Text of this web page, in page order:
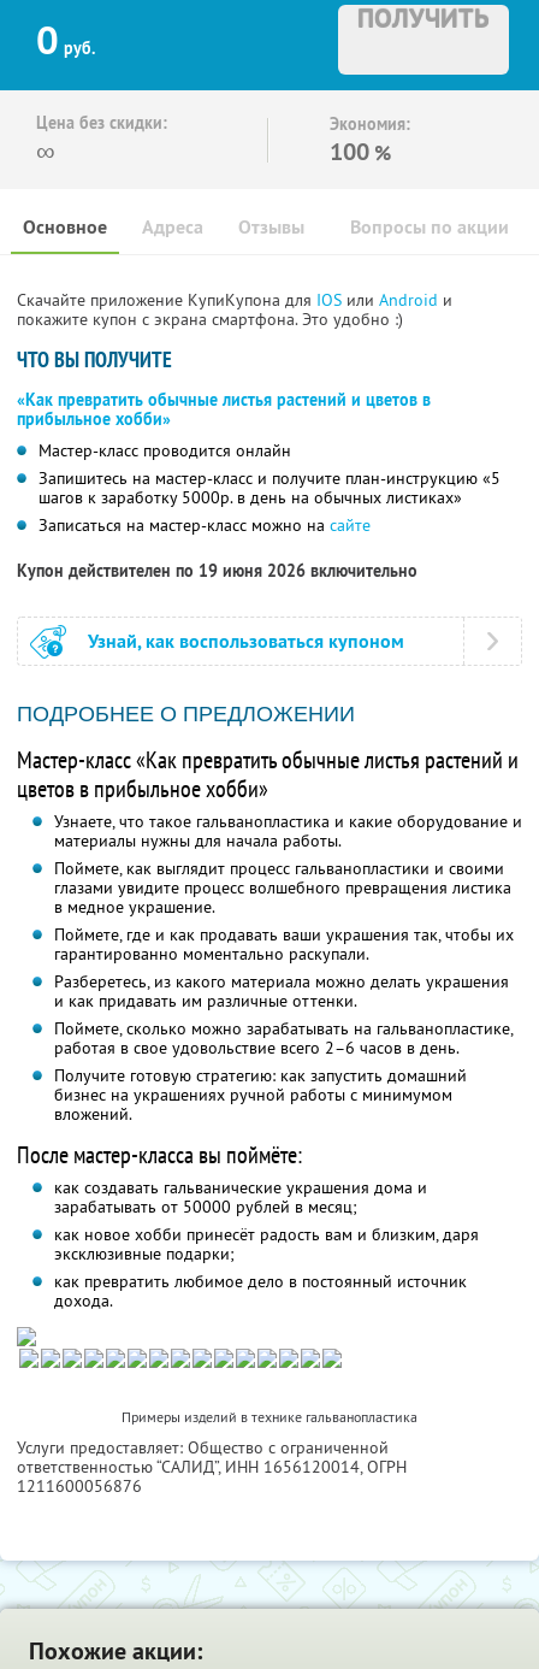
0 руб.
ПОЛУЧИТЬ
Цена без скидки:
∞
Экономия:
100 %
Основное Отзывы Вопросы по акции
Адреса
Скачайте приложение КупиКупона для IOS или Android и
покажите купон с экрана смартфона. Это удобно :)
ЧТО ВЫ ПОЛУЧИТЕ
«Как превратить обычные листья растений и цветов в
прибыльное хобби»
Мастер-класс проводится онлайн
Запишитесь на мастер-класс и получите план-инструкцию «5
шагов к заработку 5000р. в день на обычных листиках»
Записаться на мастер-класс можно на сайте
Купон действителен по 19 июня 2026 включительно
Узнай, как воспользоваться купоном
ПОДРОБНЕЕ О ПРЕДЛОЖЕНИИ
Мастер-класс «Как превратить обычные листья растений и
цветов в прибыльное хобби»
Узнаете, что такое гальванопластика и какие оборудование и
материалы нужны для начала работы.
Поймете, как выглядит процесс гальванопластики и своими
глазами увидите процесс волшебного превращения листика
в медное украшение.
Поймете, где и как продавать ваши украшения так, чтобы их
гарантированно моментально раскупали.
Разберетесь, из какого материала можно делать украшения
и как придавать им различные оттенки.
Поймете, сколько можно зарабатывать на гальванопластике,
работая в свое удовольствие всего 2–6 часов в день.
Получите готовую стратегию: как запустить домашний
бизнес на украшениях ручной работы с минимумом
вложений.
После мастер-класса вы поймёте:
как создавать гальванические украшения дома и
зарабатывать от 50000 рублей в месяц;
как новое хобби принесёт радость вам и близким, даря
эксклюзивные подарки;
как превратить любимое дело в постоянный источник
дохода.
Примеры изделий в технике гальванопластика
Услуги предоставляет: Общество с ограниченной
ответственностью “САЛИД”, ИНН 1656120014, ОГРН
1211600056876
Похожие акции: